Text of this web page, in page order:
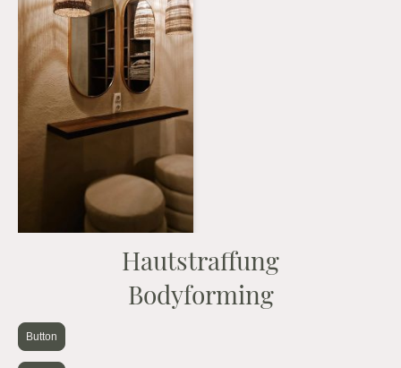
Hautstraffung
Bodyforming
Button